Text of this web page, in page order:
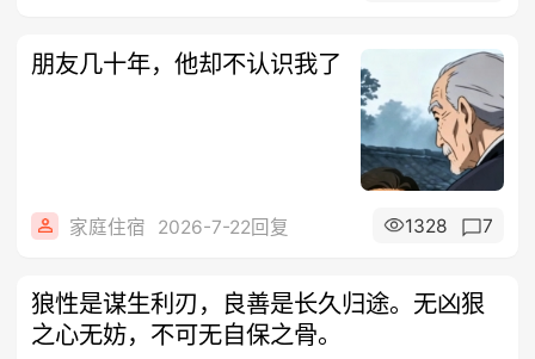
朋友几十年，他却不认识我了
家庭住宿 2026-7-22回复 1328 7
狼性是谋生利刃，良善是长久归途。无凶狠
之心无妨，不可无自保之骨。